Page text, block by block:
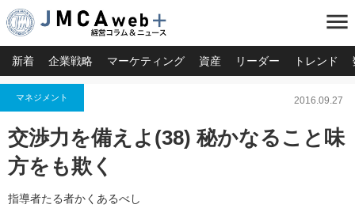
menu
新着 企業戦略 マーケティング 資産 リーダー トレンド
マネジメント 2016.09.27
交渉力を備えよ(38) 秘かなること味
方をも欺く
指導者たる者かくあるべし